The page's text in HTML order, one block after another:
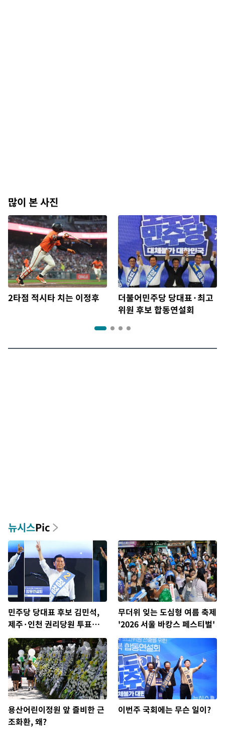
많이 본 사진
2타점 적시타 치는 이정후
더불어민주당 당대표·최고
위원 후보 합동연설회
뉴시스Pic
민주당 당대표 후보 김민석,
제주·인천 권리당원 투표서
정청래에 승리
무더위 잊는 도심형 여름 축제
'2026 서울 바캉스 페스티벌'
용산어린이정원 앞 즐비한 근
조화환, 왜?
이번주 국회에는 무슨 일이?